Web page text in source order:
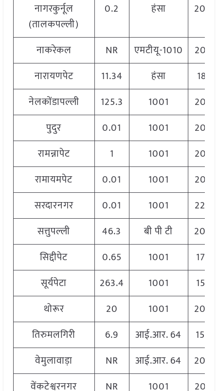
नागरकुर्नूल
(तालकपल्ली)
0.2 हंसा 2040
नाकरेकल NR एमटीयू-1010
2060
नारायणपेट
11.34 हंसा
1812
नेलकोंडापल्ली
125.3 1001
2060
पुदुर
0.01 1001
2060
रामन्नापेट
1 1001
2060
रामायमपेट
0.01 1001
2060
सरदारनगर
0.01 1001
2200
सत्तुपल्ली
46.3 बी पी टी
2000
सिद्दीपेट
0.65 1001
1745
सूर्यपेटा
263.4 1001
1589
थोरूर
20 1001
2040
तिरुमलगिरी
6.9 आई.आर. 64
1550
वेमुलावाड़ा
NR आई.आर. 64
2040
वेंकटेश्वरनगर
NR 1001 2060